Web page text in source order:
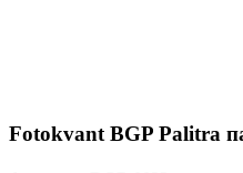
Fotokvant BGP Palitra